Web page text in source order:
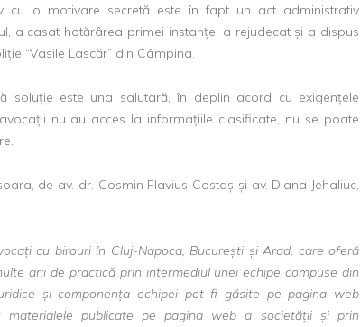
cu o motivare secretă este în fapt un act administrativ
a casat hotărârea primei instanțe, a rejudecat și a dispus
“Vasile Lascăr” din Câmpina.
soluție este una salutară, în deplin acord cu exigențele
nu au acces la informațiile clasificate, nu se poate
de av. dr. Cosmin Flavius Costaș și av. Diana Jehaliuc,
cu birouri în Cluj-Napoca, București și Arad, care oferă
arii de practică prin intermediul unei echipe compuse din
și componența echipei pot fi găsite pe pagina web
materialele publicate pe pagina web a societății și prin